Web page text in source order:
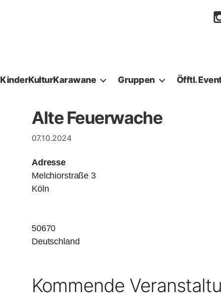
KinderKulturKarawane Gruppen Öfftl.
Alte Feuerwache
07.10.2024
Adresse
Melchiorstraße 3
Köln
50670
Deutschland
Kommende